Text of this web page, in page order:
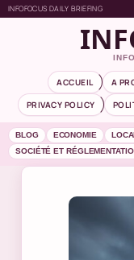
INFOFOCUS DAILY BRIEFING
ACCUEIL A
PRIVACY POLICY
BLOG ECONOMIE
SOCIÉTÉ ET